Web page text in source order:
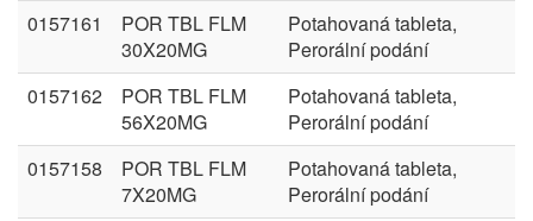
0157161
POR TBL FLM
30X20MG
Potahovaná tableta,
Perorální podání
0157162
POR TBL FLM
56X20MG
Potahovaná tableta,
Perorální podání
0157158
POR TBL FLM
7X20MG
Potahovaná tableta,
Perorální podání